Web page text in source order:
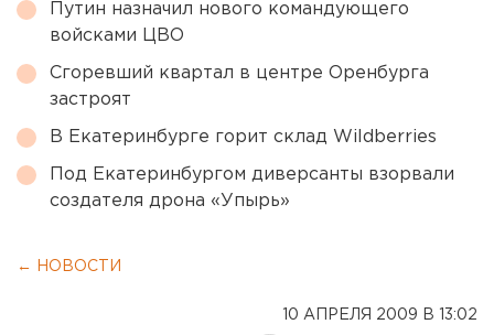
Путин назначил нового командующего
войсками ЦВО
Сгоревший квартал в центре Оренбурга
застроят
В Екатеринбурге горит склад Wildberries
Под Екатеринбургом диверсанты взорвали
создателя дрона «Упырь»
← НОВОСТИ
10 АПРЕЛЯ 2009 В 13:02